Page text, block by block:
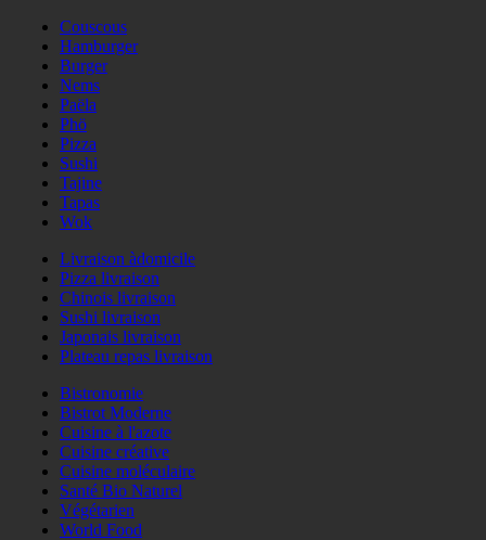
Couscous
Hamburger
Burger
Nems
Paëla
Phö
Pizza
Sushi
Tajine
Tapas
Wok
Livraison àdomicile
Pizza livraison
Chinois livraison
Sushi livraison
Japonais livraison
Plateau repas livraison
Bistronomie
Bistrot Moderne
Cuisine à l'azote
Cuisine créative
Cuisine moléculaire
Santé Bio Naturel
Végétarien
World Food